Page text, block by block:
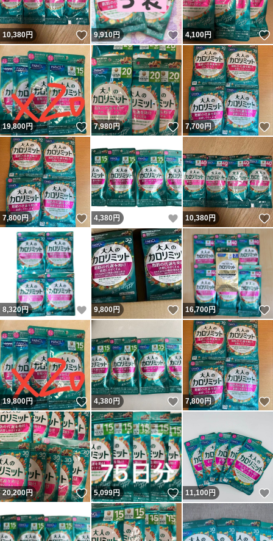
10,380円 いいね！
9,910円 いいね！
4,100円
19,800円 いいね！
7,980円 いいね！
7,700円
7,800円 いいね！
4,380 円 いいね！
10,380円
8,320円 いいね！
9,800円 いいね！
16,700円
19,800円 いいね！
4,380円 いいね！
7,800円
20,200円 いいね！
5,099円 いいね！
11,100円